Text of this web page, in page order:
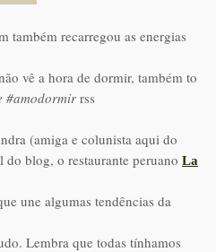
também recarregou as energias
vê a hora de dormir, também to
#amodormir rss
(amiga e colunista aqui do
blog, o restaurante peruano La
une algumas tendências da
Lembra que todas tínhamos